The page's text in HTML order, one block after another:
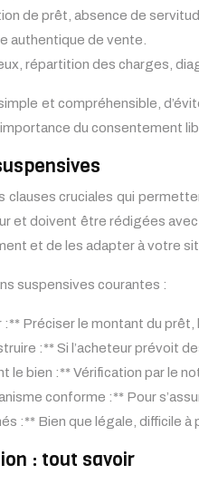
de prêt, absence de
authentique de vente.
répartition des charges,
et compréhensible,
du consentement
clauses cruciales qui
et doivent être rédigées
et de les adapter à votre
suspensives courantes :
Préciser le montant du
:** Si l’acheteur prévoit
le bien :** Vérification par le
conforme :** Pour
:** Bien que légale, difficile
: tout savoir